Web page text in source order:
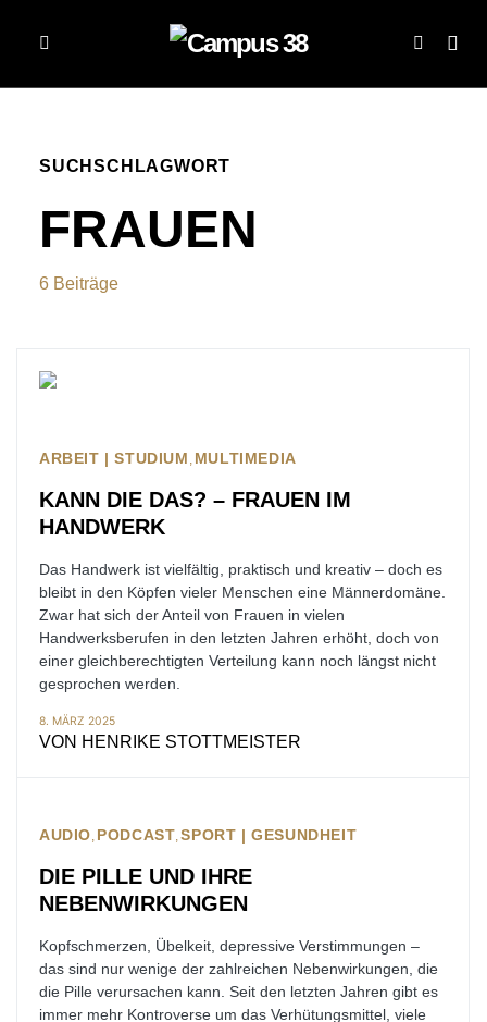
SUCHSCHLAGWORT
FRAUEN
6 Beiträge
ARBEIT | STUDIUM MULTIMEDIA
KANN DIE DAS? – FRAUEN IM
HANDWERK
Das Handwerk ist vielfältig, praktisch und kreativ – doch es
bleibt in den Köpfen vieler Menschen eine Männerdomäne.
Zwar hat sich der Anteil von Frauen in vielen
Handwerksberufen in den letzten Jahren erhöht, doch von
einer gleichberechtigten Verteilung kann noch längst nicht
gesprochen werden.
8. MÄRZ 2025
VON HENRIKE STOTTMEISTER
AUDIO PODCAST SPORT | GESUNDHEIT
DIE PILLE UND IHRE
NEBENWIRKUNGEN
Kopfschmerzen, Übelkeit, depressive Verstimmungen –
das sind nur wenige der zahlreichen Nebenwirkungen, die
die Pille verursachen kann. Seit den letzten Jahren gibt es
immer mehr Kontroverse um das Verhütungsmittel, viele